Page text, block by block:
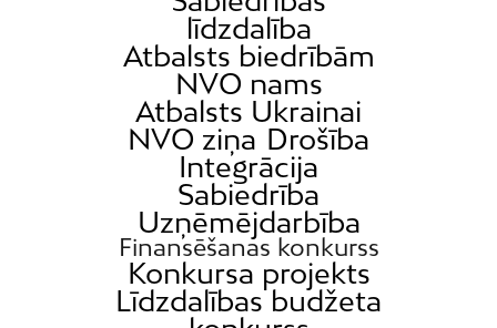
līdzdalība
Atbalsts biedrībām
NVO nams
Atbalsts Ukrainai
NVO ziņa Drošība
Integrācija
Sabiedrība
Uzņēmējdarbība
Finansēšanas konkurss
Konkursa projekts
Līdzdalības budžeta